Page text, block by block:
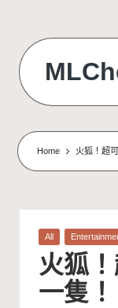
content
Home 火狐！超
Posted
All
火狐
一隻！